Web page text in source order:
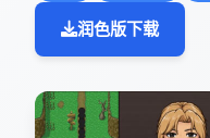
润色版下载